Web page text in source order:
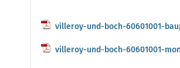
villeroy-und-boch-60601001-
villeroy-und-boch-60601001-